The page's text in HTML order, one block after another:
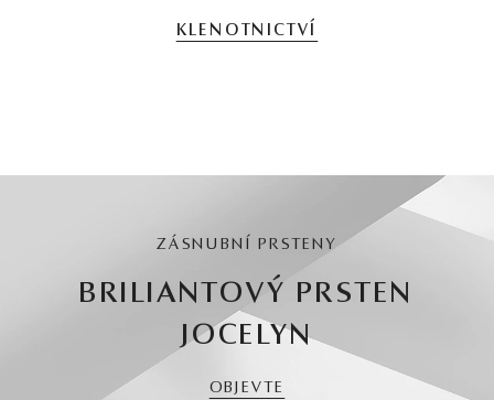
KLENOTNICTVÍ
ZÁSNUBNÍ PRSTENY
BRILIANTOVÝ PRSTEN
JOCELYN
OBJEVTE